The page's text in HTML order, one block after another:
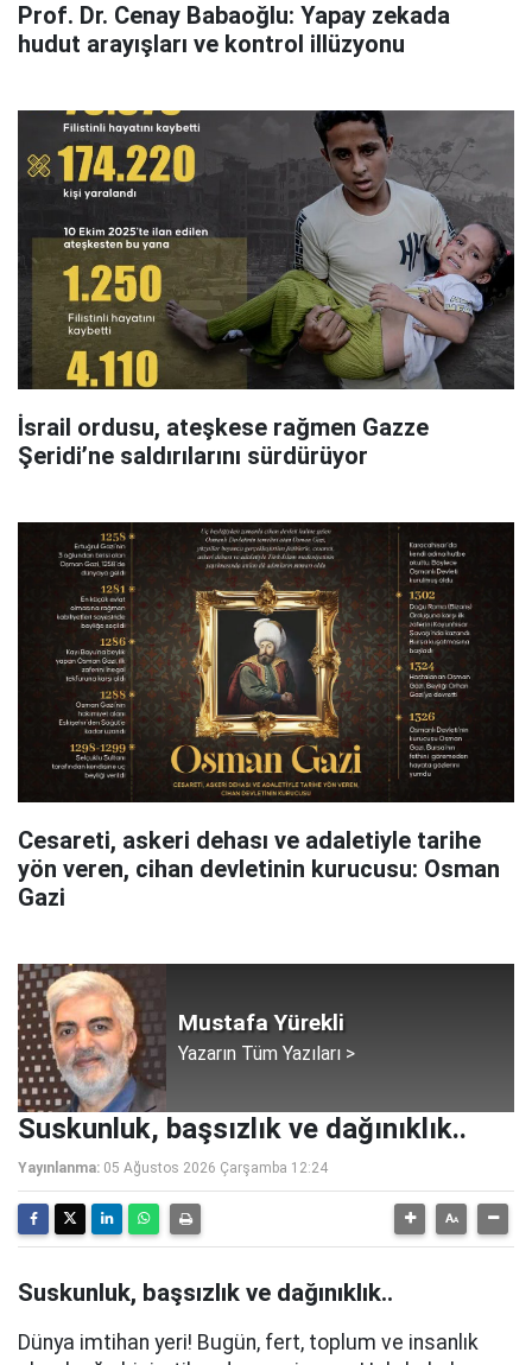
Prof. Dr. Cenay Babaoğlu: Yapay zekada
hudut arayışları ve kontrol illüzyonu
İsrail ordusu, ateşkese rağmen Gazze
Şeridi’ne saldırılarını sürdürüyor
Cesareti, askeri dehası ve adaletiyle tarihe
yön veren, cihan devletinin kurucusu: Osman
Gazi
Mustafa Yürekli
Yazarın Tüm Yazıları >
Suskunluk, başsızlık ve dağınıklık..
Yayınlanma: 05 Ağustos 2026 Çarşamba 12:24
Suskunluk, başsızlık ve dağınıklık..
Dünya imtihan yeri! Bugün, fert, toplum ve insanlık